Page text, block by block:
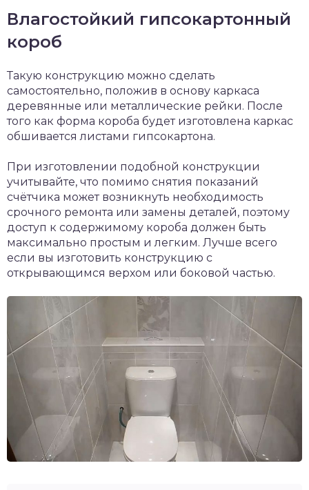
Влагостойкий гипсокартонный
короб
Такую конструкцию можно сделать
самостоятельно, положив в основу каркаса
деревянные или металлические рейки. После
того как форма короба будет изготовлена каркас
обшивается листами гипсокартона.
При изготовлении подобной конструкции
учитывайте, что помимо снятия показаний
счётчика может возникнуть необходимость
срочного ремонта или замены деталей, поэтому
доступ к содержимому короба должен быть
максимально простым и легким. Лучше всего
если вы изготовить конструкцию с
открывающимся верхом или боковой частью.